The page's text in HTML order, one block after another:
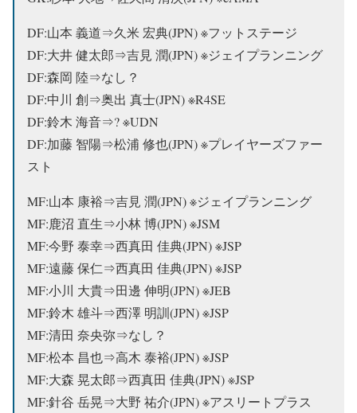
DF:山本 義道⇒久米 宏典(JPN) ※フットステージ
DF:大井 健太郎⇒吉見 潤(JPN) ※ジェイプランニング
DF:森岡 陸⇒なし？
DF:中川 創⇒奥出 真士(JPN) ※R4SE
DF:鈴木 海音⇒? ※UDN
DF:加藤 智陽⇒松浦 修也(JPN) ※プレイヤーズファー
スト
MF:山本 康裕⇒吉見 潤(JPN) ※ジェイプランニング
MF:鹿沼 直生⇒小林 博(JPN) ※JSM
MF:今野 泰幸⇒西真田 佳典(JPN) ※JSP
MF:遠藤 保仁⇒西真田 佳典(JPN) ※JSP
MF:小川 大貴⇒田邊 伸明(JPN) ※JEB
MF:鈴木 雄斗⇒西澤 明訓(JPN) ※JSP
MF:清田 奈央弥⇒なし？
MF:松本 昌也⇒高木 泰裕(JPN) ※JSP
MF:大森 晃太郎⇒西真田 佳典(JPN) ※JSP
MF:針谷 岳晃⇒大野 祐介(JPN) ※アスリートプラス